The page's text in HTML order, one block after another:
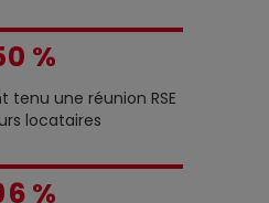
7
3
4
5
6
7
8
9
6
0
1
2
3
4
5
%
tenu une réunion RSE
locataires
5
0
1
2
3
4
5
6 %